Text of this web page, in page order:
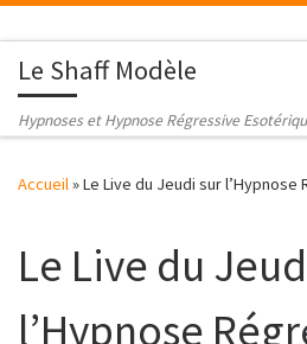
Le Shaff Modèle
Hypnoses et Hypnose Régressive
Accueil»Le Live du Jeudi sur
Le Live du
l’Hypnose